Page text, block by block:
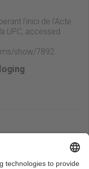
l'inici de l'Acte
UPC, accessed
show/7892